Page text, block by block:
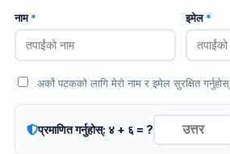
नाम* इमेल*
अर्को पटकको लागि मेरो नाम र इमेल सुरक्षित गर्नुहोस्
प्रमाणित गर्नुहोस्: ४ + ६ = ?